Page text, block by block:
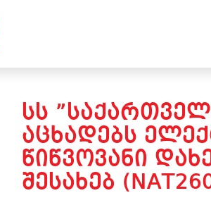
ᲡᲡ
ᲐᲪᲮᲐᲓᲔᲑᲡ
ᲬᲘᲬᲕᲝᲕᲐᲜᲘ
ᲨᲔᲡᲐᲮᲔᲑ